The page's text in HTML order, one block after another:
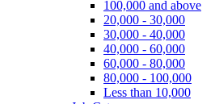
100,000 and above
20,000 - 30,000
30,000 - 40,000
40,000 - 60,000
60,000 - 80,000
80,000 - 100,000
Less than 10,000